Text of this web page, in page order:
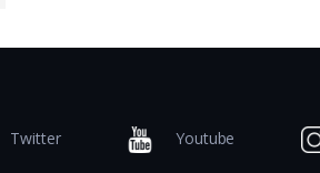
Twitter Youtube